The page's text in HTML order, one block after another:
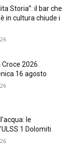
Storia”: il bar che
in cultura chiude i
2026.
16 agosto
le
1 Dolomiti